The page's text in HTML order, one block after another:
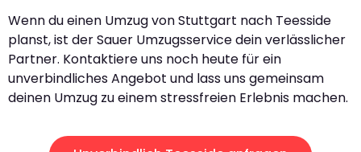
Wenn du einen Umzug von Stuttgart nach Teesside
planst, ist der Sauer Umzugsservice dein verlässlicher
Partner. Kontaktiere uns noch heute für ein
unverbindliches Angebot und lass uns gemeinsam
deinen Umzug zu einem stressfreien Erlebnis machen.